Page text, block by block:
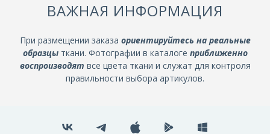
ВАЖНАЯ ИНФОРМАЦИЯ
При размещении заказа ориентируйтесь на реальные
образцыткани. Фотографии в каталоге приближенно
воспроизводят все цвета ткани и служат для контроля
правильности выбора артикулов.